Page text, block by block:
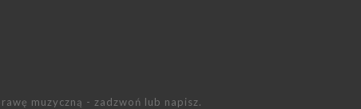
muzyczną - zadzwoń lub napisz.